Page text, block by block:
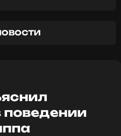
Певец, Продюсер, Автор
возглавил музыкальный
поведении